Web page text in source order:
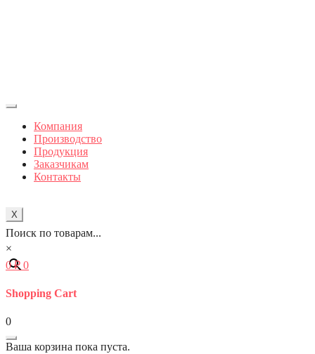
Компания
Производство
Продукция
Заказчикам
Контакты
X
Поиск по товарам...
×
0₽ 0
Shopping Cart
0
Ваша корзина пока пуста.